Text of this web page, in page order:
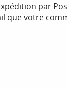
par
votre